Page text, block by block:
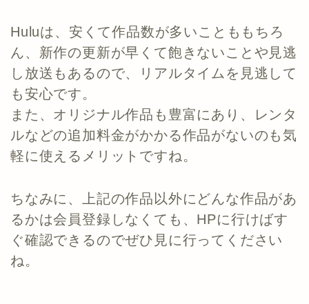
Huluは、安くて作品数が多いことももちろ
ん、新作の更新が早くて飽きないことや見逃
し放送もあるので、リアルタイムを見逃して
も安心です。
また、オリジナル作品も豊富にあり、レンタ
ルなどの追加料金がかかる作品がないのも気
軽に使えるメリットですね。
ちなみに、上記の作品以外にどんな作品があ
るかは会員登録しなくても、HPに行けばす
ぐ確認できるのでぜひ見に行ってください
ね。